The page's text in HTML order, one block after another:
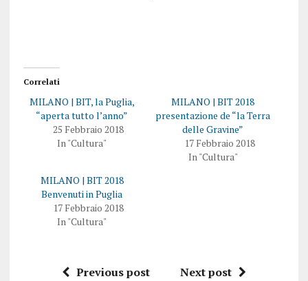
Correlati
MILANO | BIT, la Puglia,
“aperta tutto l’anno”
25 Febbraio 2018
In "Cultura"
MILANO | BIT 2018
presentazione de “la Terra
delle Gravine”
17 Febbraio 2018
In "Cultura"
MILANO | BIT 2018
Benvenuti in Puglia
17 Febbraio 2018
In "Cultura"
Previous post Next post